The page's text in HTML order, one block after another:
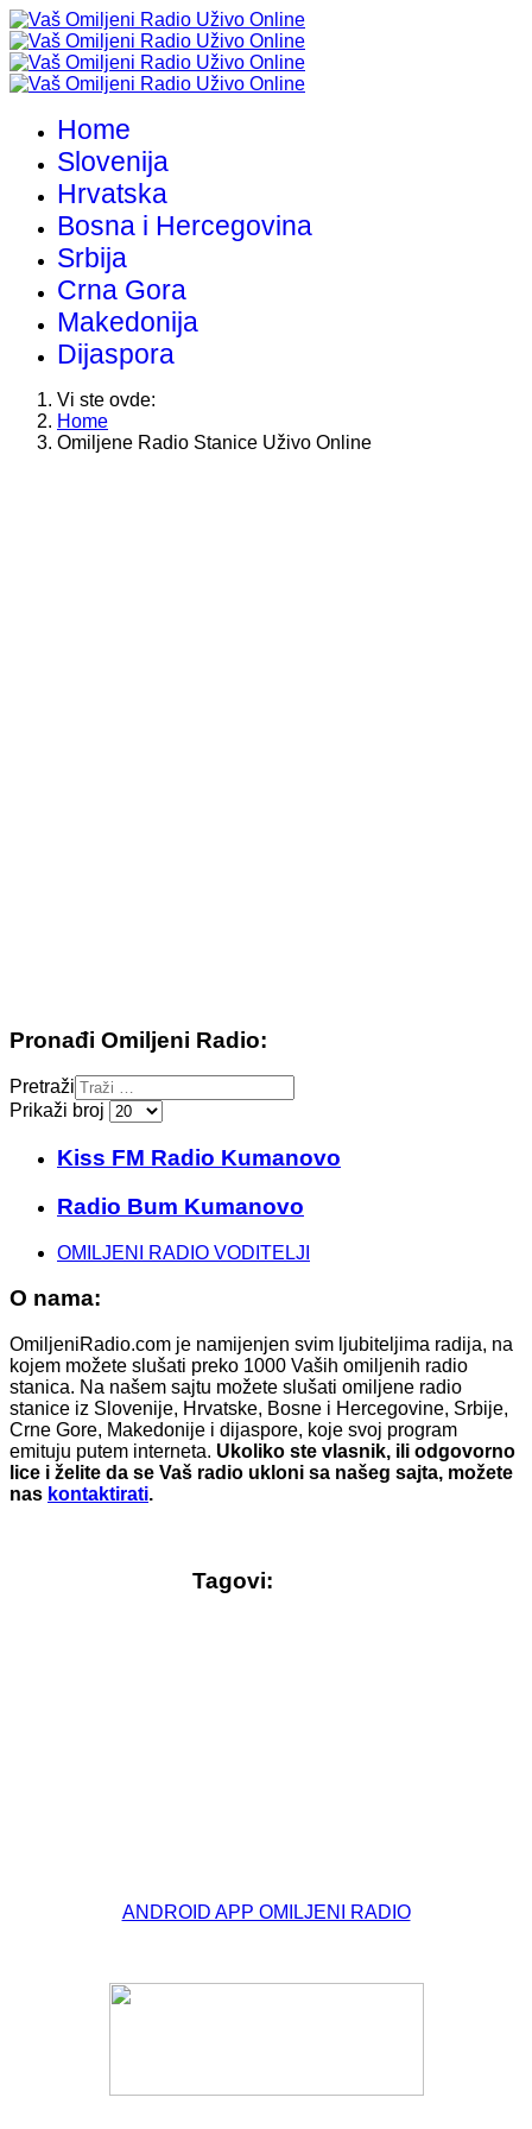
Home
Slovenija
Hrvatska
Bosna i Hercegovina
Srbija
Crna Gora
Makedonija
Dijaspora
Vi ste ovde:
Home
Omiljene Radio Stanice Uživo Online
Pronađi Omiljeni Radio:
Pretraži
Prikaži broj
Kiss FM Radio Kumanovo
Radio Bum Kumanovo
OMILJENI RADIO VODITELJI
O nama:
OmiljeniRadio.com je namijenjen svim ljubiteljima radija, na
kojem možete slušati preko 1000 Vaših omiljenih radio
stanica. Na našem sajtu možete slušati omiljene radio
stanice iz Slovenije, Hrvatske, Bosne i Hercegovine, Srbije,
Crne Gore, Makedonije i dijaspore, koje svoj program
emituju putem interneta. Ukoliko ste vlasnik, ili odgovorno
lice i želite da se Vaš radio ukloni sa našeg sajta, možete
nas kontaktirati.
Tagovi:
ANDROID APP OMILJENI RADIO